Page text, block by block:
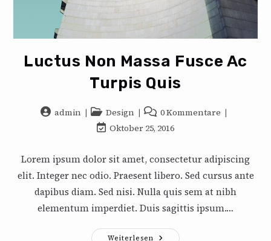
Luctus Non Massa Fusce Ac
Turpis Quis
Beitrags-
admin
Beitrags-
Kategorie:
Design
Beitrags-
Kommentare:
0 Kommentare
Beitrag
geändert
am:
Oktober 25, 2016
Lorem ipsum dolor sit amet, consectetur adipiscing
elit. Integer nec odio. Praesent libero. Sed cursus ante
dapibus diam. Sed nisi. Nulla quis sem at nibh
elementum imperdiet. Duis sagittis ipsum.…
Weiterlesen